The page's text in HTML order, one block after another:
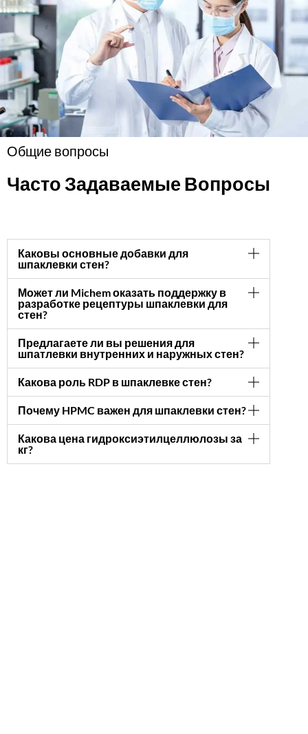
Общие вопросы
Часто Задаваемые Вопросы
Каковы основные добавки для
шпаклевки стен?
Может ли Michem оказать поддержку в
разработке рецептуры шпаклевки для
стен?
Предлагаете ли вы решения для
шпатлевки внутренних и наружных стен?
Какова роль RDP в шпаклевке стен?
Почему HPMC важен для шпаклевки стен?
Какова цена гидроксиэтилцеллюлозы за
кг?